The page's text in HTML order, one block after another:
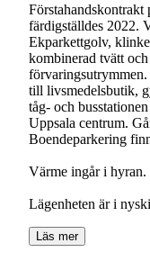
Förstahandskontrakt
färdigställdes 2022.
Ekparkettgolv,
kombinerad tvätt
till livsmedelsbutik,
tåg- och
Uppsala centrum.
Boendeparkering
Värme ingår i hyran.
Lägenheten är i
Läs mer